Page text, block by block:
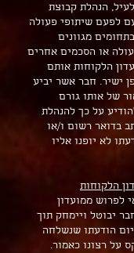
הנהלת קבוצת
לפעם שיתופי פעולה
מגוונים
או הסכמים אחרים
הלקוחות אותם
ישיר. חבר אשר יביע
של אותו גורם
על כך להנהלת
בדואר רשום ו/או
לא יופנו אליו
הלקוחות
לפרוש ממועדון
יבוטל ויימחק תוך
ימים מיום הודעתו שנשלחה
על רצונו כאמור.